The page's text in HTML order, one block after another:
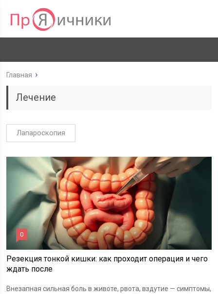
Главная
Лечение
Лапароскопия
0
Резекция тонкой кишки: как проходит операция и чего
ждать после
Внезапная сильная боль в животе, рвота, вздутие — симптомы,